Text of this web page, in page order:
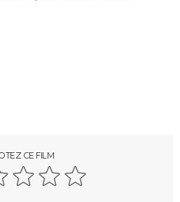
faut-il voir le dernier Pedro
disent les critiques presse
: le film avec Pierre Niney
vraie ?
CE FILM